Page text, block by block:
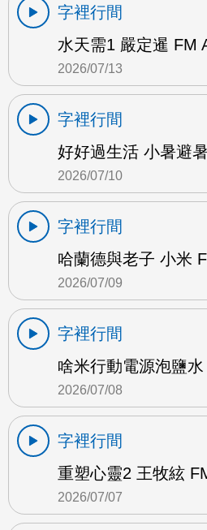
字裡行間
水天需1 嚴定暹 FM
2026/07/13
字裡行間
好好過生活 小暑避
2026/07/10
字裡行間
哈蘭德與老子 小米
2026/07/09
字裡行間
啥米行動電源泡鹽
2026/07/08
字裡行間
重塑心靈2 王牧絃
2026/07/07